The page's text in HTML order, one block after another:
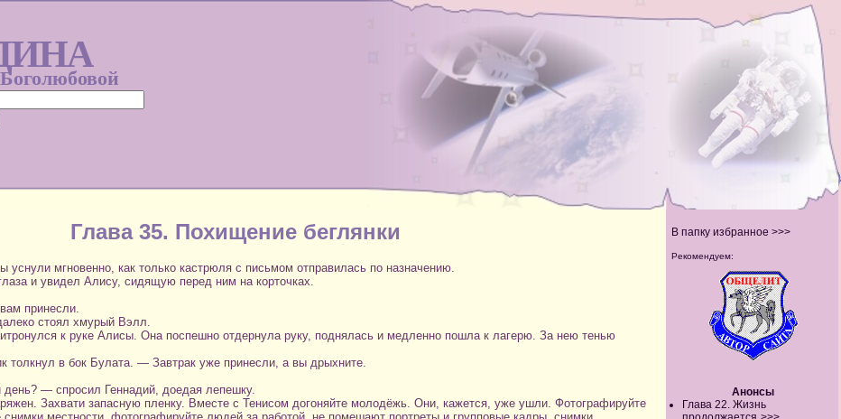
В папку избранное >>>
Рекомендуем:
Анонсы
Глава 22. Жизнь
Глава 35. Похищение беглянки
мгновенно, как только кастрюля с письмом отправилась по назначению.
и увидел Алису, сидящую перед ним на корточках.
принесли.
стоял хмурый Вэлл.
к руке Алисы. Она поспешно отдернула руку, поднялась и медленно пошла к лагерю. За нею тенью
в бок Булата. — Завтрак уже принесли, а вы дрыхните.
— спросил Геннадий, доедая лепешку.
Захвати запасную пленку. Вместе с Тенисом догоняйте молодёжь. Они, кажется, уже ушли. Фотографируйте